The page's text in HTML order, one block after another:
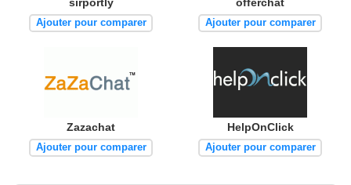
Ajouter pour comparer Ajouter pour comparer
Zazachat
Ajouter pour comparer
HelpOnClick
Ajouter pour comparer